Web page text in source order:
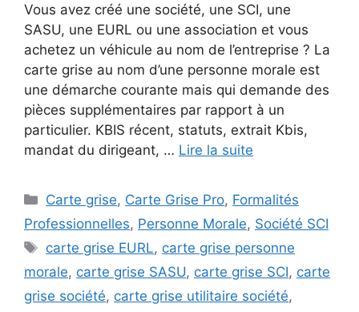
Vous avez créé une société, une SCI, une
SASU, une EURL ou une association et vous
achetez un véhicule au nom de l’entreprise ? La
carte grise au nom d’une personne morale est
une démarche courante mais qui demande des
pièces supplémentaires par rapport à un
particulier. KBIS récent, statuts, extrait Kbis,
mandat du dirigeant, … Lire la suite
Catégories
Carte grise, Carte Grise Pro, Formalités
Professionnelles, Personne Morale, Société SCI
Étiquettes
carte grise EURL, carte grise personne
morale, carte grise SASU, carte grise SCI, carte
grise société, carte grise utilitaire société,